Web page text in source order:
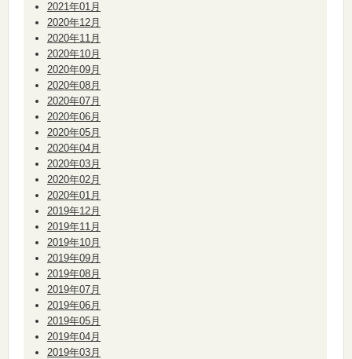
2021年01月
2020年12月
2020年11月
2020年10月
2020年09月
2020年08月
2020年07月
2020年06月
2020年05月
2020年04月
2020年03月
2020年02月
2020年01月
2019年12月
2019年11月
2019年10月
2019年09月
2019年08月
2019年07月
2019年06月
2019年05月
2019年04月
2019年03月